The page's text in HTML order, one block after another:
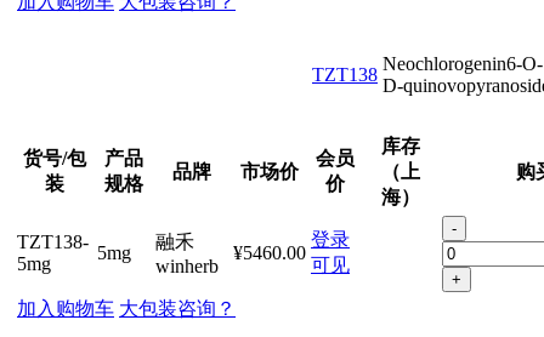
TZT138
Neochlorogenin6-
D-
货号/包
装
产品
规格
品牌 市场价
会员
价
库存
（上
海）
购
TZT138-
5mg
5mg
融禾
winherb
¥5460.00
登录
可见
-
+
加入购物车 大包装咨询？